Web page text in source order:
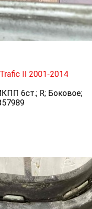
II 2001-2014
6ст.; R; Боковое;